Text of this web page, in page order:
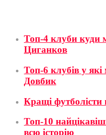
Топ-4 клуби куди
Циганков
Топ-6 клубів у
Довбик
Кращі футболісти
Топ-10
всю історію